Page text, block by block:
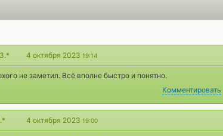
4 октября 2023 19:14
не заметил. Всё вполне быстро и понятно.
Комментировать
4 октября 2023 19:00